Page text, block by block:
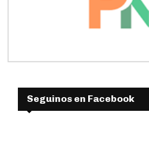
Seguinos en Facebook